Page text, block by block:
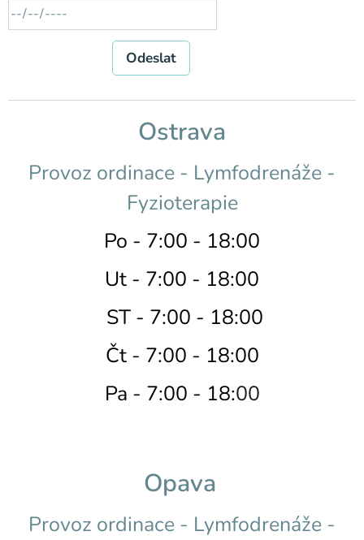
Odeslat
Ostrava
Provoz ordinace - Lymfodrenáže -
Fyzioterapie
Po - 7:00 - 18:00
Ut - 7:00 - 18:00
ST - 7:00 - 18:00
Čt - 7:00 - 18:00
Pa - 7:00 - 18:00
Opava
Provoz ordinace - Lymfodrenáže -